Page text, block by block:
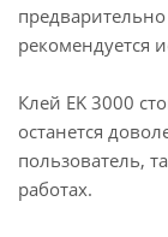
рекомендуется
Клей EK 3000
останется
пользователь,
работах.